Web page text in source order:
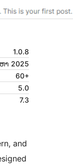
1.0.8
າ 2025
60+
5.0
7.3
and